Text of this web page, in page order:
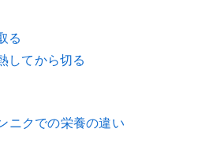
る
してから切る
ニクでの栄養の違い